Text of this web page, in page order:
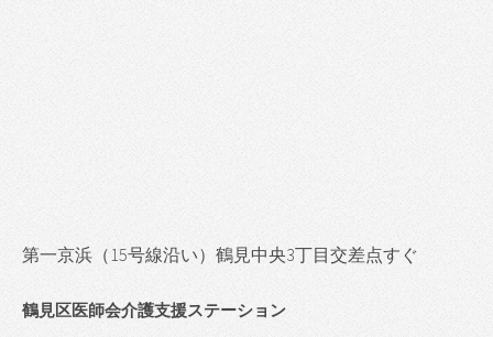
第一京浜（15号線沿い）鶴見中央3丁目交差点すぐ
鶴見区医師会介護支援ステーション